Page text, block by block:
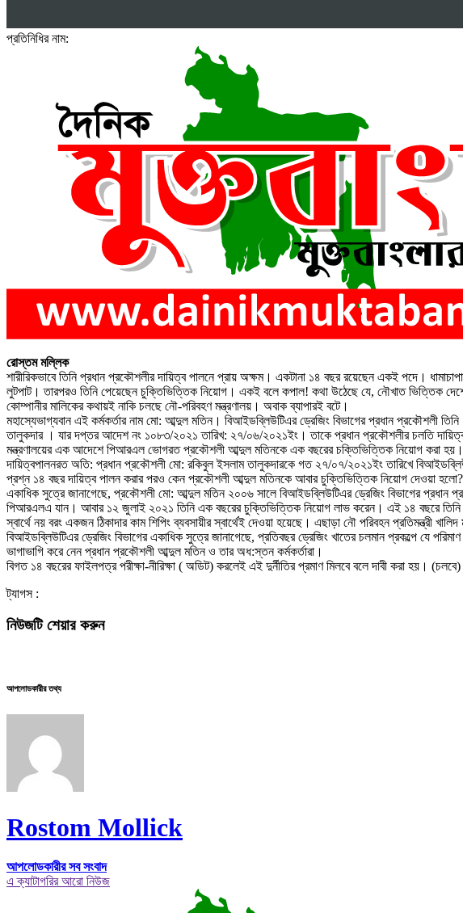
প্রতিনিধির নাম:
রোস্তম মল্লিক
শারীরিকভাবে তিনি প্রধান প্রকৌশলীর দায়িত্ব পালনে প্রায় অক্ষম। একটানা ১৪ বছর রয়েছেন একই পদে।
লুটপাট। তারপরও তিনি পেয়েছেন চুক্তিভিত্তিক নিয়োগ। একই বলে কপাল! কথা উঠেছে যে, নৌখাত ভিত্তিক
কোম্পানীর মালিকের কথায়ই নাকি চলছে নৌ-পরিবহণ মন্ত্রণালয়। অবাক ব্যাপারই বটে।
মহাস্যেভাগ্যবান এই কর্মকর্তার নাম মো: আব্দুল মতিন। বিআইডব্লিউটিএর ড্রেজিং বিভাগের প্রধান প্রকৌশলী
তালুকদার । যার দপ্তর আদেশ নং ১০৮৩/২০২১ তারিখ: ২৭/০৬/২০২১ইং। তাকে প্রধান প্রকৌশলীর চলতি
মন্ত্রণালয়ের এক আদেশে পিআরএল ভোগরত প্রকৌশলী আব্দুল মতিনকে এক বছরের চক্তিভিত্তিক নিয়োগ করা
দায়িত্বপালনরত অতি: প্রধান প্রকৌশলী মো: রকিবুল ইসলাম তালুকদারকে গত ২৭/০৭/২০২১ইং তারিখে
প্রশ্ন ১৪ বছর দায়িত্ব পালন করার পরও কেন প্রকৌশলী আব্দুল মতিনকে আবার চুক্তিভিত্তিক নিয়োগ দেওয়া হলো?
একাধিক সুত্রে জানাগেছে, প্রকৌশলী মো: আব্দুল মতিন ২০০৬ সালে বিআইডব্লিউটিএর ড্রেজিং বিভাগের
পিআরএলএ যান। আবার ১২ জুলাই ২০২১ তিনি এক বছরের চুক্তিভিত্তিক নিয়োগ লাভ করেন। এই ১৪ বছরে তিনি
স্বার্থে নয় বরং একজন ঠিকাদার কাম শিপিং ব্যবসায়ীর স্বার্থেই দেওয়া হয়েছে। এছাড়া নৌ পরিবহন
বিআইডব্লিউটিএর ড্রেজিং বিভাগের একাধিক সুত্রে জানাগেছে, প্রতিবছর ড্রেজিং খাতের চলমান প্রকল্পে যে
ভাগাভাগি করে নেন প্রধান প্রকৌশলী আব্দুল মতিন ও তার অধ:স্তন কর্মকর্তারা।
বিগত ১৪ বছরের ফাইলপত্র পরীক্ষা-নীরিক্ষা ( অডিট) করলেই এই দুর্নীতির প্রমাণ মিলবে বলে দাবী করা হয়। (চলবে)
ট্যাগস :
নিউজটি শেয়ার করুন
আপলোডকারীর তথ্য
Rostom Mollick
আপলোডকারীর সব সংবাদ
এ ক্যাটাগরির আরো নিউজ